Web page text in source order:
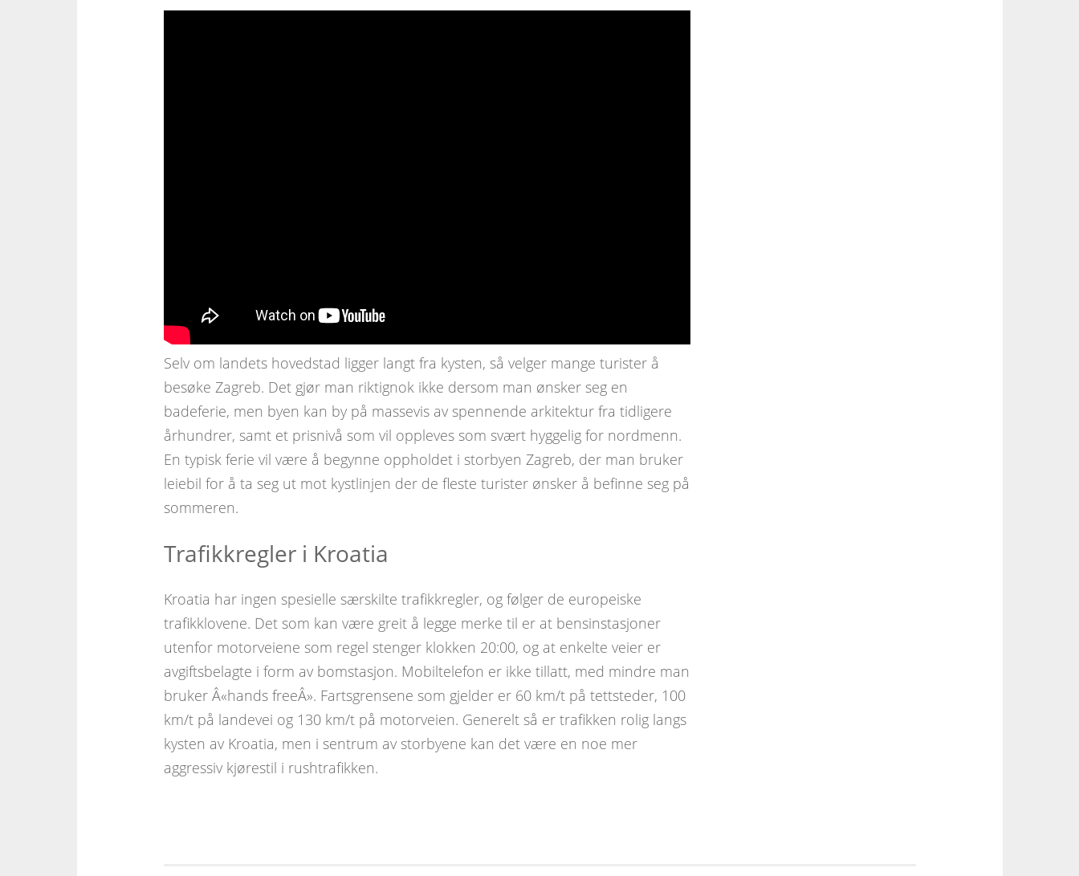
Selv om landets hovedstad ligger langt fra kysten, så velger mange turister å
besøke Zagreb. Det gjør man riktignok ikke dersom man ønsker seg en
badeferie, men byen kan by på massevis av spennende arkitektur fra tidligere
århundrer, samt et prisnivå som vil oppleves som svært hyggelig for nordmenn.
En typisk ferie vil være å begynne oppholdet i storbyen Zagreb, der man bruker
leiebil for å ta seg ut mot kystlinjen der de fleste turister ønsker å befinne seg på
sommeren.
Trafikkregler i Kroatia
Kroatia har ingen spesielle særskilte trafikkregler, og følger de europeiske
trafikklovene. Det som kan være greit å legge merke til er at bensinstasjoner
utenfor motorveiene som regel stenger klokken 20:00, og at enkelte veier er
avgiftsbelagte i form av bomstasjon. Mobiltelefon er ikke tillatt, med mindre man
bruker Â«hands freeÂ». Fartsgrensene som gjelder er 60 km/t på tettsteder, 100
km/t på landevei og 130 km/t på motorveien. Generelt så er trafikken rolig langs
kysten av Kroatia, men i sentrum av storbyene kan det være en noe mer
aggressiv kjørestil i rushtrafikken.